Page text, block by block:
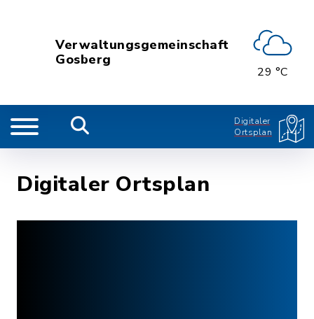
Verwaltungsgemeinschaft
Gosberg
29 °C
Digitaler
Ortsplan
Digitaler Ortsplan